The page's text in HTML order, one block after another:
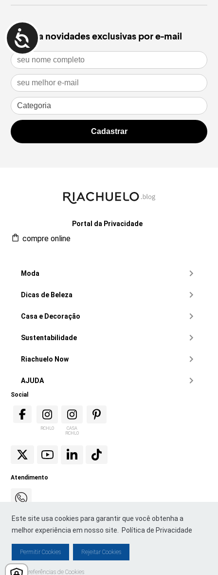
Este site usa cookies para garantir que você obtenha a
melhor experiência em nosso site. Política de Privacidade
Permitir Cookies Rejeitar Cookies
Preferências de Cookies
Receba novidades exclusivas por e-mail
Portal da Privacidade
compre online
Moda
Dicas de Beleza
Casa e Decoração
Sustentabilidade
Riachuelo Now
AJUDA
Social
RCHLO
CASA
RCHLO
Atendimento
© Copyright 2021. Todos os direitos reservados. Lojas Riachuelo S/A - Blog